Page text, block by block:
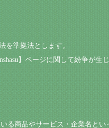
を準拠法とします。
】ページに関して紛争が
る商品やサービス・企業名と